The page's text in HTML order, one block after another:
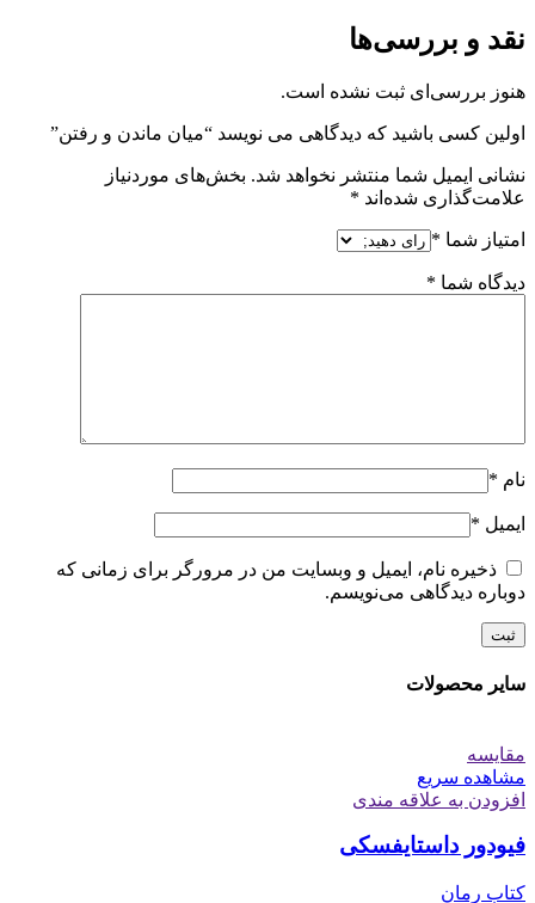
نقد و بررسی‌ها
هنوز بررسی‌ای ثبت نشده است.
اولین کسی باشید که دیدگاهی می نویسد “میان ماندن و رفتن”
نشانی ایمیل شما منتشر نخواهد شد. بخش‌های موردنیاز
علامت‌گذاری شده‌اند *
امتیاز شما *
دیدگاه شما *
نام *
ایمیل *
ذخیره نام، ایمیل و وبسایت من در مرورگر برای زمانی که
دوباره دیدگاهی می‌نویسم.
سایر محصولات
مقایسه
مشاهده سریع
افزودن به علاقه مندی
فیودور داستایفسکی
کتاب رمان